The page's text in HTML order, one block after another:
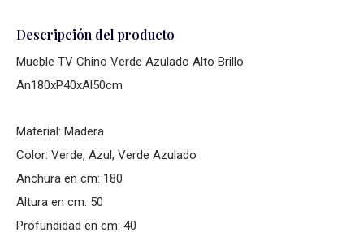
Descripción del producto
Mueble TV Chino Verde Azulado Alto Brillo
An180xP40xAl50cm
Material: Madera
Color: Verde, Azul, Verde Azulado
Anchura en cm: 180
Altura en cm: 50
Profundidad en cm: 40